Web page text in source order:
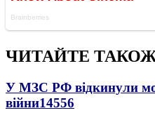
ЧИТАЙТЕ
У МЗС РФ відкинули
війни14556